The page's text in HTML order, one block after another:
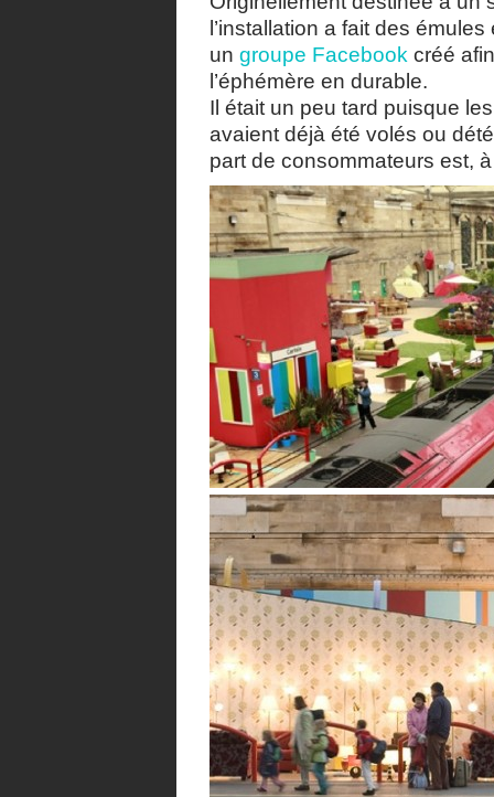
l’installation a fait des
un groupe Facebook créé
l’éphémère en durable.
Il était un peu tard puisque
avaient déjà été volés ou
part de consommateurs est,